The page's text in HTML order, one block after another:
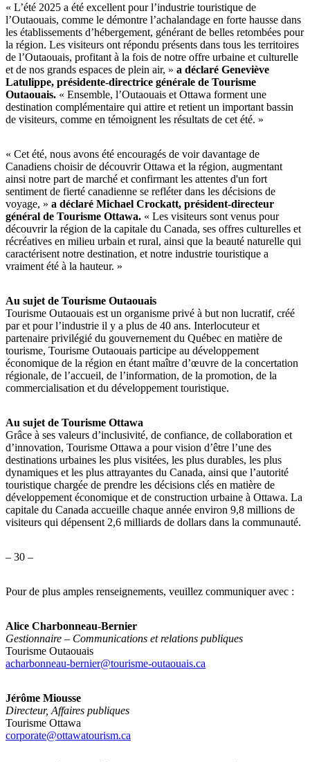
« L’été 2025 a été excellent pour l’industrie touristique de
l’Outaouais, comme le démontre l’achalandage en forte hausse dans
les établissements d’hébergement, générant de belles retombées pour
la région. Les visiteurs ont répondu présents dans tous les territoires
de l’Outaouais, profitant à la fois de notre offre urbaine et culturelle
et de nos grands espaces de plein air, » a déclaré Geneviève
Latulippe, présidente-directrice générale de Tourisme
Outaouais. « Ensemble, l’Outaouais et Ottawa forment une
destination complémentaire qui attire et retient un important bassin
de visiteurs, comme en témoignent les résultats de cet été. »
« Cet été, nous avons été encouragés de voir davantage de
Canadiens choisir de découvrir Ottawa et la région, augmentant
ainsi notre part de marché et confirmant les attentes d'un fort
sentiment de fierté canadienne se refléter dans les décisions de
voyage, » a déclaré Michael Crockatt, président-directeur
général de Tourisme Ottawa. « Les visiteurs sont venus pour
découvrir la région de la capitale du Canada, ses offres culturelles et
récréatives en milieu urbain et rural, ainsi que la beauté naturelle qui
caractérisent notre destination, et notre industrie touristique a
vraiment été à la hauteur. »
Au sujet de Tourisme Outaouais
Tourisme Outaouais est un organisme privé à but non lucratif, créé
par et pour l’industrie il y a plus de 40 ans. Interlocuteur et
partenaire privilégié du gouvernement du Québec en matière de
tourisme, Tourisme Outaouais participe au développement
économique de la région en étant maître d’œuvre de la concertation
régionale, de l’accueil, de l’information, de la promotion, de la
commercialisation et du développement touristique.
Au sujet de Tourisme Ottawa
Grâce à ses valeurs d’inclusivité, de confiance, de collaboration et
d’innovation, Tourisme Ottawa a pour vision d’être l’une des
destinations urbaines les plus visitées, les plus durables, les plus
dynamiques et les plus attrayantes du Canada, ainsi que l’autorité
touristique chargée de prendre les décisions clés en matière de
développement économique et de construction urbaine à Ottawa. La
capitale du Canada accueille chaque année environ 9,8 millions de
visiteurs qui dépensent 2,6 milliards de dollars dans la communauté.
– 30 –
Pour de plus amples renseignements, veuillez communiquer avec :
Alice Charbonneau-Bernier
Gestionnaire – Communications et relations publiques
Tourisme Outaouais
acharbonneau-bernier@tourisme-outaouais.ca
Jérôme Miousse
Directeur, Affaires publiques
Tourisme Ottawa
corporate@ottawatourism.ca